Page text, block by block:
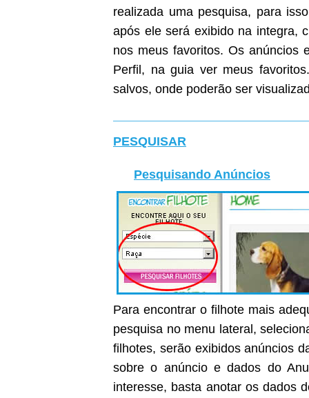
realizada uma pesquisa, para
após ele será exibido na integra,
nos meus favoritos. Os
Perfil, na guia ver meus
salvos, onde poderão ser
PESQUISAR
Pesquisando Anúncios
Para encontrar o filhote mais
pesquisa no menu lateral,
filhotes, serão exibidos anúncios
sobre o anúncio e dados do
interesse, basta anotar os dados